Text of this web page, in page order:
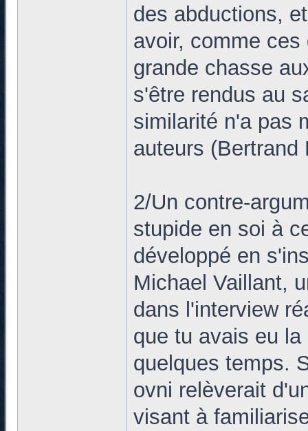
des abductions,
avoir, comme
grande chasse
s'être rendus au
similarité n'a pas
auteurs (Bertrand
2/Un contre-
stupide en soi à
développé en
Michael Vaillant,
dans l'interview
que tu avais eu
quelques temps.
ovni relèverait
visant à